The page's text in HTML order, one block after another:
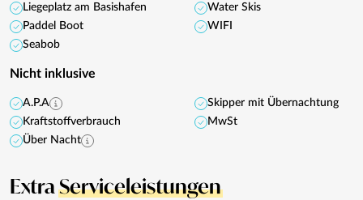
Liegeplatz am Basishafen
Paddel Boot
Seabob
Water Skis
WIFI
Nicht inklusive
A.P.A
Kraftstoffverbrauch
Über Nacht
Skipper mit Übernachtung
MwSt
ExtraServiceleistungen